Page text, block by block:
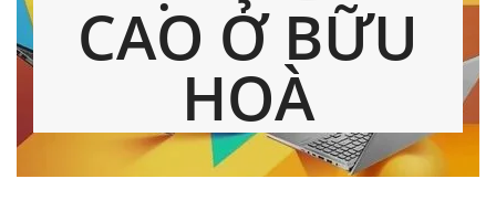
CAO Ở BỮU
HOÀ